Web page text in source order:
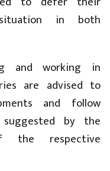
in both
and working in
are advised to
and follow
suggested by the
the respective